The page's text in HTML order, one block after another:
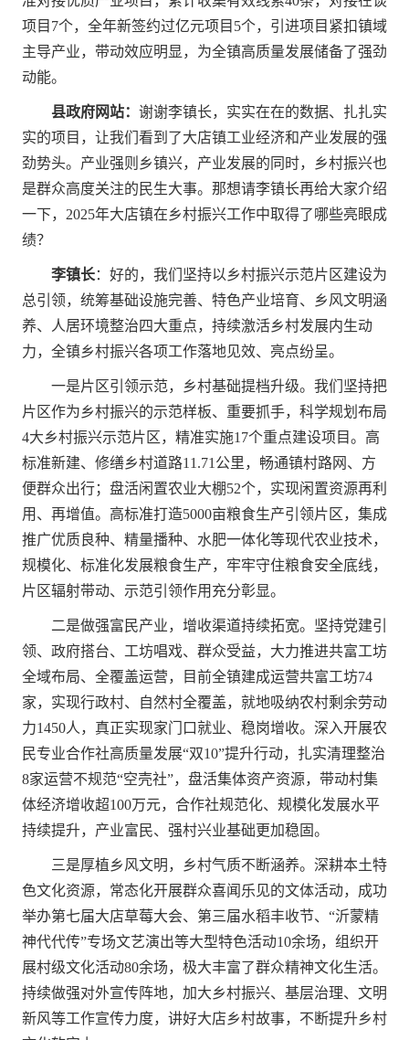
项目7个，全年新签约过亿元项目5个，引进项目紧扣镇域
主导产业，带动效应明显，为全镇高质量发展储备了强劲
动能。
县政府网站： 谢谢李镇长，实实在在的数据、扎扎实
实的项目，让我们看到了大店镇工业经济和产业发展的强
劲势头。产业强则乡镇兴，产业发展的同时，乡村振兴也
是群众高度关注的民生大事。那想请李镇长再给大家介绍
一下，2025年大店镇在乡村振兴工作中取得了哪些亮眼成
绩？
李镇长：好的，我们坚持以乡村振兴示范片区建设为
总引领，统筹基础设施完善、特色产业培育、乡风文明涵
养、人居环境整治四大重点，持续激活乡村发展内生动
力，全镇乡村振兴各项工作落地见效、亮点纷呈。
一是片区引领示范，乡村基础提档升级。我们坚持把
片区作为乡村振兴的示范样板、重要抓手，科学规划布局
4大乡村振兴示范片区，精准实施17个重点建设项目。高
标准新建、修缮乡村道路11.71公里，畅通镇村路网、方
便群众出行；盘活闲置农业大棚52个，实现闲置资源再利
用、再增值。高标准打造5000亩粮食生产引领片区，集成
推广优质良种、精量播种、水肥一体化等现代农业技术，
规模化、标准化发展粮食生产，牢牢守住粮食安全底线，
片区辐射带动、示范引领作用充分彰显。
二是做强富民产业，增收渠道持续拓宽。坚持党建引
领、政府搭台、工坊唱戏、群众受益，大力推进共富工坊
全域布局、全覆盖运营，目前全镇建成运营共富工坊74
家，实现行政村、自然村全覆盖，就地吸纳农村剩余劳动
力1450人，真正实现家门口就业、稳岗增收。深入开展农
民专业合作社高质量发展“双10”提升行动，扎实清理整治
8家运营不规范“空壳社”，盘活集体资产资源，带动村集
体经济增收超100万元，合作社规范化、规模化发展水平
持续提升，产业富民、强村兴业基础更加稳固。
三是厚植乡风文明，乡村气质不断涵养。深耕本土特
色文化资源，常态化开展群众喜闻乐见的文体活动，成功
举办第七届大店草莓大会、第三届水稻丰收节、“沂蒙精
神代代传”专场文艺演出等大型特色活动10余场，组织开
展村级文化活动80余场，极大丰富了群众精神文化生活。
持续做强对外宣传阵地，加大乡村振兴、基层治理、文明
新风等工作宣传力度，讲好大店乡村故事，不断提升乡村